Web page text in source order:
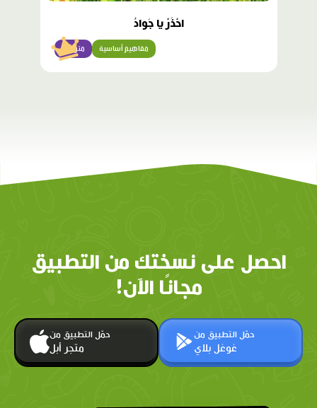
احْذَرْ يا جَوادُ
متوسّط مفاهيم أساسية
احصل على نسختك من التطبيق
مجانًا الآن!
حمّل التطبيق من
متجر أبل
حمّل التطبيق من
غوغل بلاي